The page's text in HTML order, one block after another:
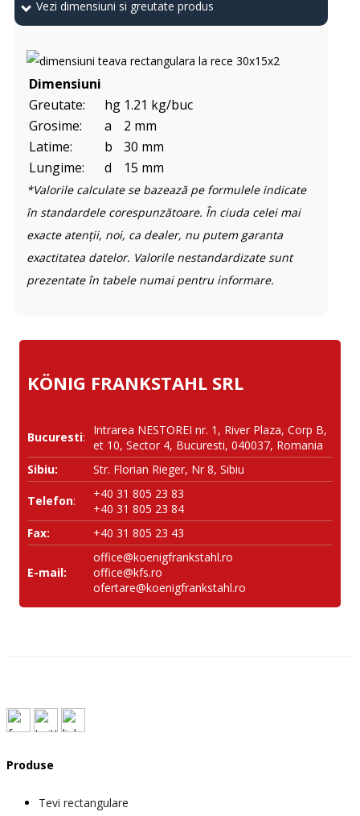
Vezi dimensiuni si greutate produs
Dimensiuni
Greutate:
hg 1.21 kg/buc
Grosime:
a
2 mm
Latime:
b
30 mm
Lungime:
d 15 mm
*Valorile calculate se bazează pe formulele indicate
în standardele corespunzătoare. În ciuda celei mai
exacte atenții, noi, ca dealer, nu putem garanta
exactitatea datelor. Valorile nestandardizate sunt
prezentate în tabele numai pentru informare.
KÖNIG FRANKSTAHL SRL
Bucuresti:
Intrarea NESTOREI nr. 1, River Plaza, Corp B,
et 10, Sector 4, Bucuresti, 040037, Romania
Sibiu:
Str. Florian Rieger, Nr 8, Sibiu
Telefon:
+40 31 805 23 83
+40 31 805 23 84
Fax:
+40 31 805 23 43
E-mail:
office@koenigfrankstahl.ro
office@kfs.ro
ofertare@koenigfrankstahl.ro
Produse
Tevi rectangulare